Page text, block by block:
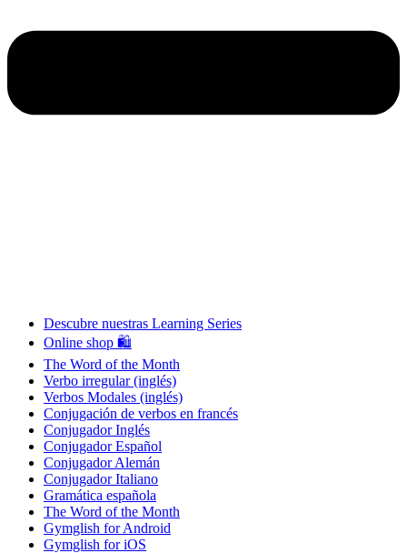
Descubre nuestras Learning Series
Online shop 🛍
The Word of the Month
Verbo irregular (inglés)
Verbos Modales (inglés)
Conjugación de verbos en francés
Conjugador Inglés
Conjugador Español
Conjugador Alemán
Conjugador Italiano
Gramática española
The Word of the Month
Gymglish for Android
Gymglish for iOS